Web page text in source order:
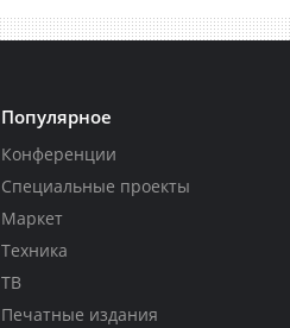
Популярное
Конференции
Специальные проекты
Маркет
Техника
ТВ
Печатные издания